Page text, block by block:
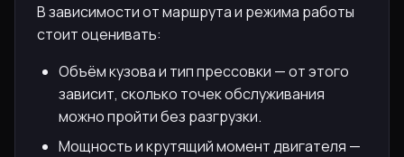
В зависимости от маршрута и режима работы
стоит оценивать:
Объём кузова и тип прессовки — от этого
зависит, сколько точек обслуживания
можно пройти без разгрузки.
Мощность и крутящий момент двигателя —